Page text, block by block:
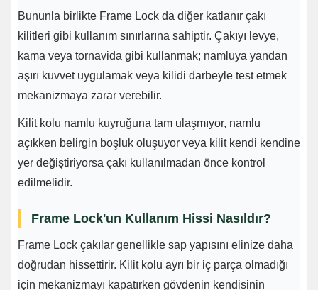
Bununla birlikte Frame Lock da diğer katlanır çakı
kilitleri gibi kullanım sınırlarına sahiptir. Çakıyı levye,
kama veya tornavida gibi kullanmak; namluya yandan
aşırı kuvvet uygulamak veya kilidi darbeyle test etmek
mekanizmaya zarar verebilir.
Kilit kolu namlu kuyruğuna tam ulaşmıyor, namlu
açıkken belirgin boşluk oluşuyor veya kilit kendi kendine
yer değiştiriyorsa çakı kullanılmadan önce kontrol
edilmelidir.
Frame Lock'un Kullanım Hissi Nasıldır?
Frame Lock çakılar genellikle sap yapısını elinize daha
doğrudan hissettirir. Kilit kolu ayrı bir iç parça olmadığı
için mekanizmayı kapatırken gövdenin kendisinin